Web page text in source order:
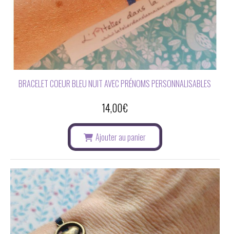
BRACELET COEUR BLEU NUIT AVEC PRÉNOMS PERSONNALISABLES
14,00€
Ajouter au panier